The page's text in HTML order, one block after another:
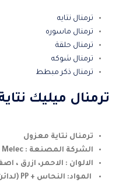
ترمنال نتايه
ترمنال ماسوره
ترمنال حلقة
ترمنال شوكه
ترمنال ذكر مبطط
ترمنال ميليك
ترمنال نتاية معزول
الشركة المصنعة : Melec
الالوان : الاحمر، ازرق ،
المواد: النحاس + PP (لدائن حرارية عازلة دائمة)